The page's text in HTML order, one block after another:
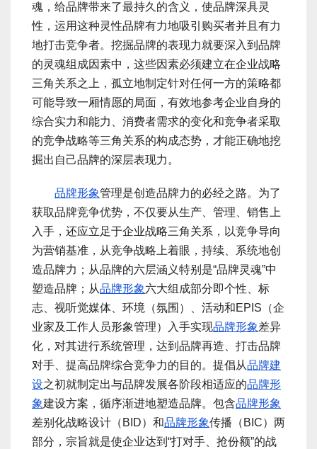
魂，给品牌带来了最持久的含义，使品牌深具灵
性，运用这种灵性品牌有力地吸引购买者并且有力
地打击竞争者。挖掘品牌的表现力就要深入到品牌
的灵魂组成因素中，这些因素必须建立在企业战略
三角关系之上，孤立地制定针对任何一方的策略都
可能导致一厢情愿的局面，有效地参考企业自身的
综合实力和能力、消费者需求的变化和竞争者采取
的竞争战略等三角关系的构成态势，才能正确地挖
掘出自己品牌的深层表现力。
品牌形象管理是创造品牌力的必经之路。为了
获取品牌竞争优势，不仅要从生产、管理、销售上
入手，还应立足于企业战略三角关系，以竞争导向
为营销基准，从竞争战略上着眼，持续、系统地创
造品牌力；从品牌的六层涵义特别是“品牌灵魂”中
塑造品牌；从品牌形象六大组成部分即个性、标
志、视听觉媒体、环境（氛围）、活动和EPIS（企
业家及工作人员形象管理）入手实现品牌形象差异
化，对其进行系统管理，达到品牌再造、打击品牌
对手、提高品牌综合竞争力的目的。提倡从品牌建
设之初就制定出与品牌发展各阶段相适应的品牌形
象建设方案，循序渐进地塑造品牌。包含品牌形象
差别化战略设计（BID）和品牌形象传播（BIC）两
部分，宗旨就是使企业达到“打对手、抢份额”的战